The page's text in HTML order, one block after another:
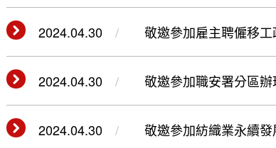
(113.05/07.09.10)
2024.04.30
敬邀參加雇主聘僱移
2024.04.30
敬邀參加職安署分區
06)
2024.04.30
敬邀參加紡織業永續